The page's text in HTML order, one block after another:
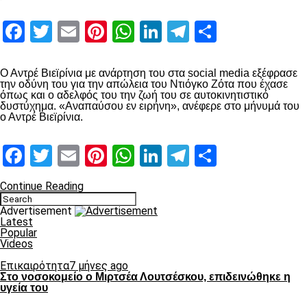
Facebook
Twitter
EmailPinterest
WhatsApp
LinkedIn
Telegram
Ο Αντρέ Βιεϊρίνια με ανάρτηση του στα social media εξέφρασε
την οδύνη του για την απώλεια του Ντιόγκο Ζότα που έχασε
όπως και ο αδελφός του την ζωή του σε αυτοκινητιστικό
δυστύχημα. «Αναπαύσου εν ειρήνη», ανέφερε στο μήνυμά του
ο Αντρέ Βιεϊρίνια.
Facebook
Twitter
EmailPinterest
WhatsApp
LinkedIn
Telegram
Continue Reading
Advertisement
Latest
Popular
Videos
Επικαιρότητα7 μήνες ago
Στο νοσοκομείο ο Μιρτσέα Λουτσέσκου, επιδεινώθηκε η
υγεία του